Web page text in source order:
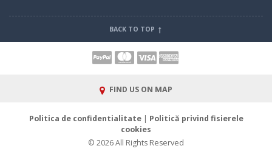
BACK TO TOP
FIND US ON MAP
Politica de confidentialitate| Politică privind fisierele
cookies
© 2026 All Rights Reserved